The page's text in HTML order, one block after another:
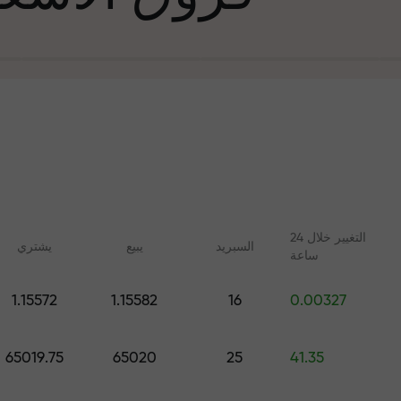
في التجارة
جائزة هديتك
يشتري يبيع السبرید
التغيير خلال 24
ساعة
1.15572 1.15582 16 0.00327
65019.75 65020 25 41.35
وندوات عبر الإنترنت لجميع
الرقمية والعقود الآجلة